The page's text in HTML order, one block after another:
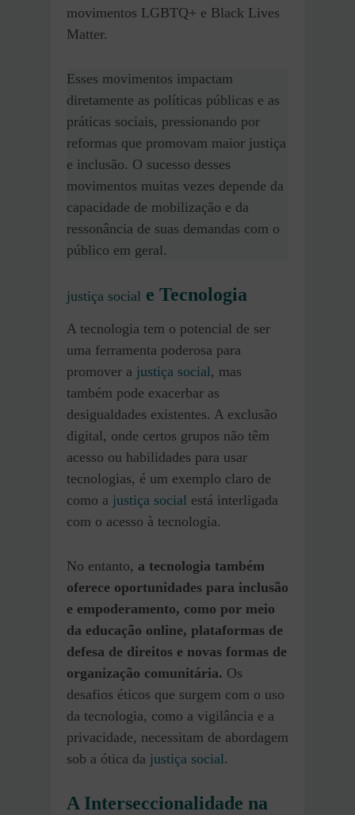
movimentos LGBTQ+ e Black Lives
Matter.
Esses movimentos impactam
diretamente as políticas públicas e as
práticas sociais, pressionando por
reformas que promovam maior justiça
e inclusão. O sucesso desses
movimentos muitas vezes depende da
capacidade de mobilização e da
ressonância de suas demandas com o
público em geral.
justiça social e Tecnologia
A tecnologia tem o potencial de ser
uma ferramenta poderosa para
promover a justiça social, mas
também pode exacerbar as
desigualdades existentes. A exclusão
digital, onde certos grupos não têm
acesso ou habilidades para usar
tecnologias, é um exemplo claro de
como a justiça social está interligada
com o acesso à tecnologia.
No entanto, a tecnologia também
oferece oportunidades para inclusão
e empoderamento, como por meio
da educação online, plataformas de
defesa de direitos e novas formas de
organização comunitária. Os
desafios éticos que surgem com o uso
da tecnologia, como a vigilância e a
privacidade, necessitam de abordagem
sob a ótica da justiça social.
A Interseccionalidade na